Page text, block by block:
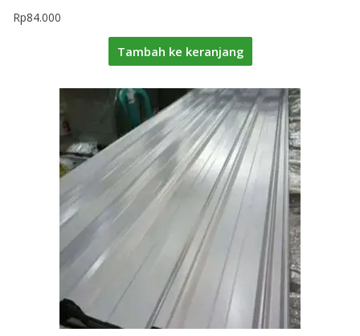
Rp84.000
Tambah ke keranjang